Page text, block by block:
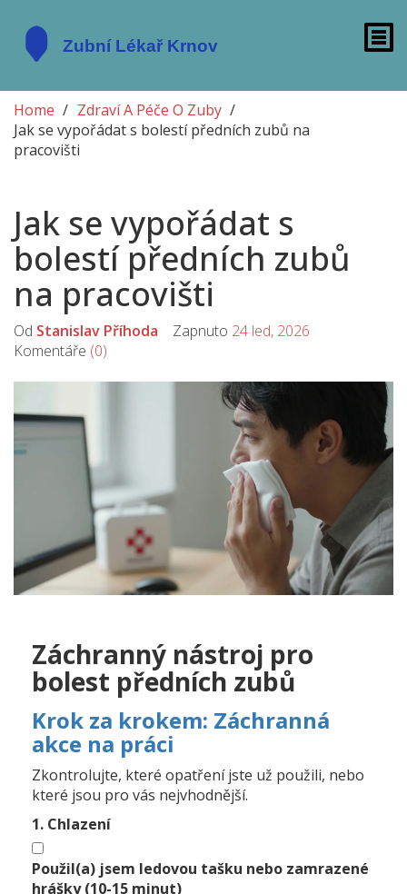
Home
Zdraví A Péče O Zuby
Jak se vypořádat s bolestí předních zubů na
pracovišti
Jak se vypořádat s
bolestí předních zubů
na pracovišti
Od Stanislav Příhoda Zapnuto 24 led, 2026
Komentáře (0)
Záchranný nástroj pro
bolest předních zubů
Krok za krokem: Záchranná
akce na práci
Zkontrolujte, které opatření jste už použili, nebo
které jsou pro vás nejvhodnější.
1. Chlazení
Použil(a) jsem ledovou tašku nebo zamrazené
hrášky (10-15 minut)